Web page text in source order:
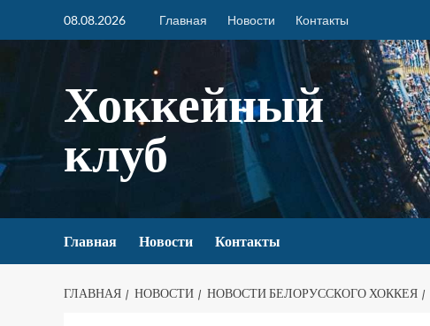
08.08.2026 Главная Новости Контакты
Хоккейный
клуб
Главная Новости Контакты
ГЛАВНАЯ НОВОСТИ НОВОСТИ БЕЛОРУССКОГО ХОККЕЯ